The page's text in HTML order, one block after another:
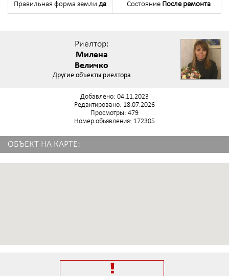
Правильная форма земли да Состояние После ремонта
Риелтор:
Милена
Величко
Другие объекты риелтора
Добавлено: 04.11.2023
Редактировано: 18.07.2026
Просмотры: 479
Номер обьявления: 172305
ОБЪЕКТ НА КАРТЕ: